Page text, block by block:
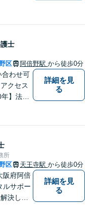
さい。
士
区 阿倍野駅 から徒歩0分
合わせ可
クセス
】法テ
通事故
務整理
詳細を見
る
所
区 天王寺駅 から徒歩0分
阪府阿倍
ルサポー
決しま
詳細を見
る